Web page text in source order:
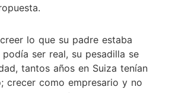
lo que su padre estaba
ser real, su pesadilla se
tantos años en Suiza tenían
crecer como empresario y no